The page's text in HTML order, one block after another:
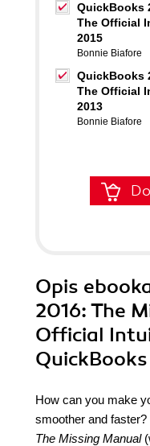
QuickBooks
The Official
2015
Bonnie Biafore
QuickBooks
The Official
2013
Bonnie Biafore
Opis
2016: The
Official
How can you make
smoother and
The Missing Manual